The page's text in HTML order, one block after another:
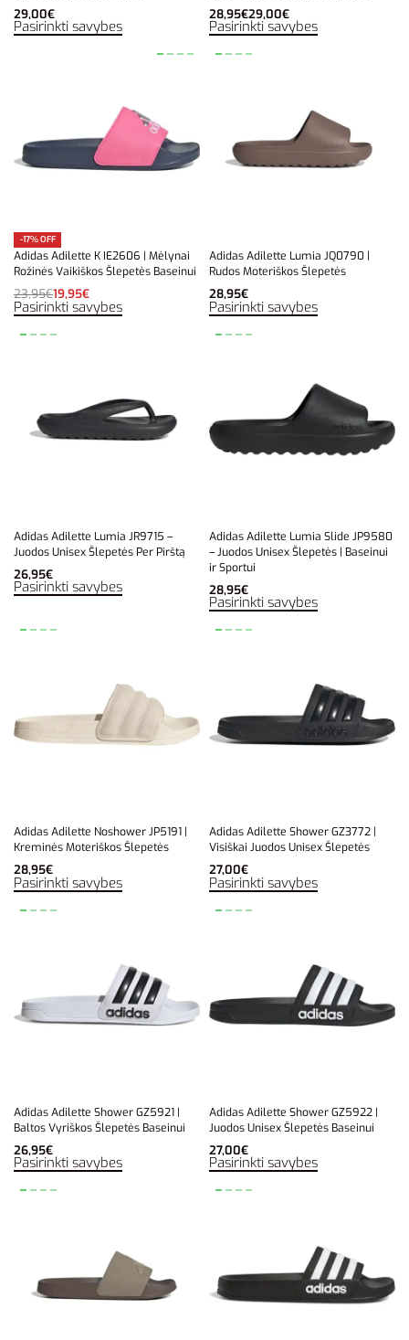
29,00€
Pasirinkti savybes
28,95€29,00€
Pasirinkti savybes
-17% OFF
Adidas Adilette K IE2606 | Mėlynai
Rožinės Vaikiškos Šlepetės Baseinui
23,95€19,95€
Pasirinkti savybes
Adidas Adilette Lumia JQ0790 |
Rudos Moteriškos Šlepetės
28,95€
Pasirinkti savybes
Adidas Adilette Lumia JR9715 –
Juodos Unisex Šlepetės Per Pirštą
26,95€
Pasirinkti savybes
Adidas Adilette Lumia Slide JP9580
– Juodos Unisex Šlepetės | Baseinui
ir Sportui
28,95€
Pasirinkti savybes
Adidas Adilette Noshower JP5191 |
Kreminės Moteriškos Šlepetės
28,95€
Pasirinkti savybes
Adidas Adilette Shower GZ3772 |
Visiškai Juodos Unisex Šlepetės
27,00€
Pasirinkti savybes
Adidas Adilette Shower GZ5921 |
Baltos Vyriškos Šlepetės Baseinui
26,95€
Pasirinkti savybes
Adidas Adilette Shower GZ5922 |
Juodos Unisex Šlepetės Baseinui
27,00€
Pasirinkti savybes